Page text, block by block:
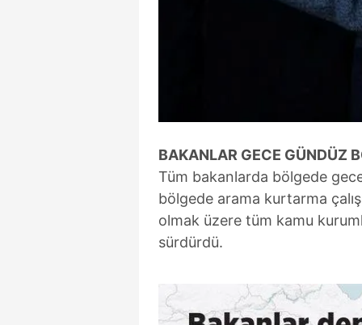
6698 sayılı Kişisel Verilerin
mevzuata uygun olarak
BAKANLAR GECE GÜNDÜZ
Tüm bakanlarda bölgede
bölgede arama kurtarma
olmak üzere tüm kamu
sürdürdü.